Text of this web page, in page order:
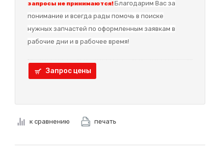
запросы не принимаются!Благодарим Вас за
понимание и всегда рады помочь в поиске
нужных запчастей по оформленным заявкам в
рабочие дни и в рабочее время!
Запрос цены
к сравнению печать